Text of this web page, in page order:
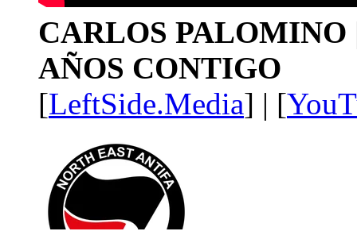
CARLOS PALOMINO
AÑOS CONTIGO
[LeftSide.Media] | [